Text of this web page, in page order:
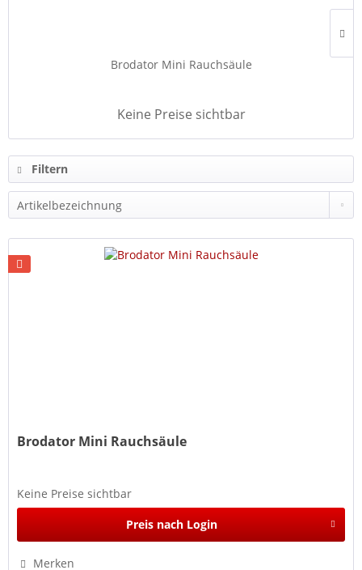
Brodator Mini Rauchsäule
Keine Preise sichtbar
Filtern
Brodator Mini Rauchsäule
Keine Preise sichtbar
Preis nach Login
Merken